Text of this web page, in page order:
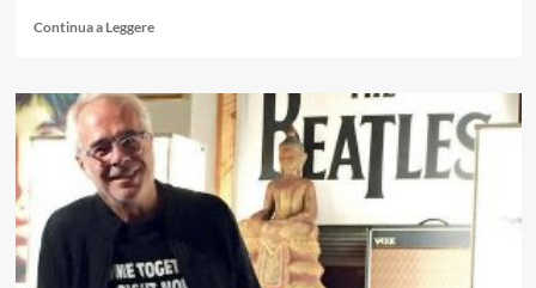
Continua a LeggereLeggi
su
Ielmini:
pianista,
giornalista
e
musicale